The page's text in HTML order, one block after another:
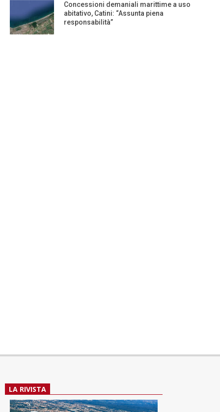
Concessioni demaniali marittime a uso
abitativo, Catini: “Assunta piena
responsabilità”
LA RIVISTA